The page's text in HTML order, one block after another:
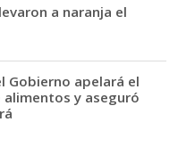
a naranja el
Gobierno apelará el
y aseguró